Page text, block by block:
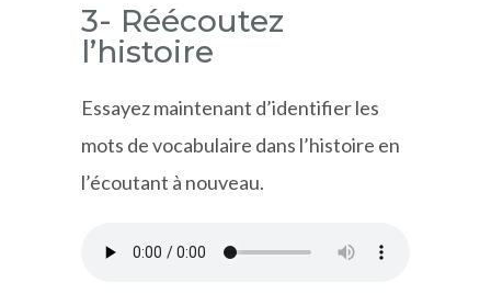
3- Réécoutez
l’histoire
Essayez maintenant d’identifier les
mots de vocabulaire dans l’histoire en
l’écoutant à nouveau.